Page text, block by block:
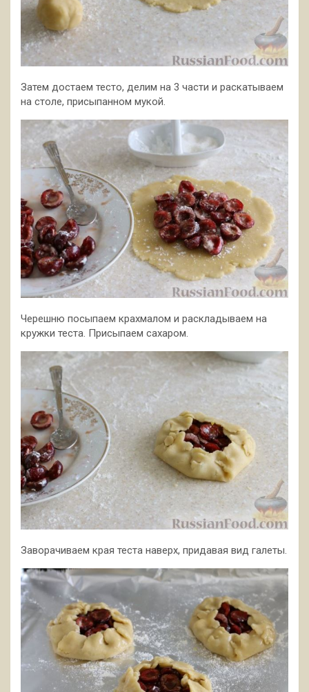
Затем достаем тесто, делим на 3 части и раскатываем
на столе, присыпанном мукой.
Черешню посыпаем крахмалом и раскладываем на
кружки теста. Присыпаем сахаром.
Заворачиваем края теста наверх, придавая вид галеты.